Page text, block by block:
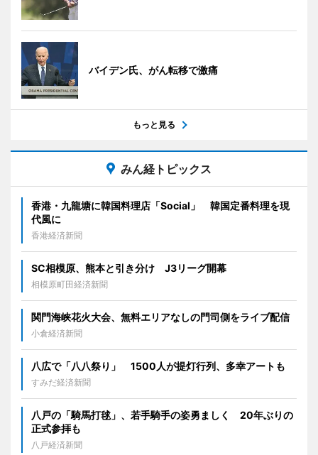
バイデン氏、がん転移で激痛
もっと見る
みん経トピックス
香港・九龍塘に韓国料理店「Social」 韓国定番料理を現
代風に
香港経済新聞
SC相模原、熊本と引き分け J3リーグ開幕
相模原町田経済新聞
関門海峡花火大会、無料エリアなしの門司側をライブ配信
小倉経済新聞
八広で「八八祭り」 1500人が提灯行列、多幸アートも
すみだ経済新聞
八戸の「騎馬打毬」、若手騎手の姿勇ましく 20年ぶりの
正式参拝も
八戸経済新聞